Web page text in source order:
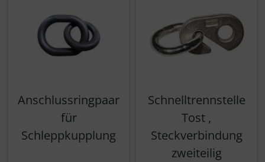
Anschlussringpaar
für
Schleppkupplung
Schnelltrennstelle
Tost ,
Steckverbindung
zweiteilig